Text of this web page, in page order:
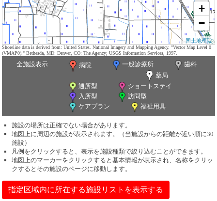
+
−
国土地理院
Shoreline data is derived from: United States. National Imagery and Mapping Agency. "Vector Map Level 0
(VMAP0)." Bethesda, MD: Denver, CO: The Agency; USGS Information Services, 1997.
全施設表示 病院 一般診療所
歯科
薬局
通所型
ショートステイ
入所型
訪問型
ケアプラン
福祉用具
施設の場所は正確でない場合があります。
地図上に周辺の施設が表示されます。（当施設からの距離が近い順に30
施設）
凡例をクリックすると、表示を施設種類で絞り込むことができます。
地図上のマーカーをクリックすると基本情報が表示され、名称をクリッ
クするとその施設のページに移動します。
指定区域内に所在する施設リストを表示する